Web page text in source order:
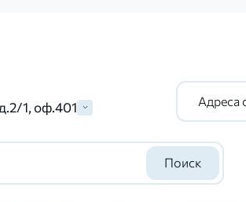
1, оф.401 Адреса
Поиск